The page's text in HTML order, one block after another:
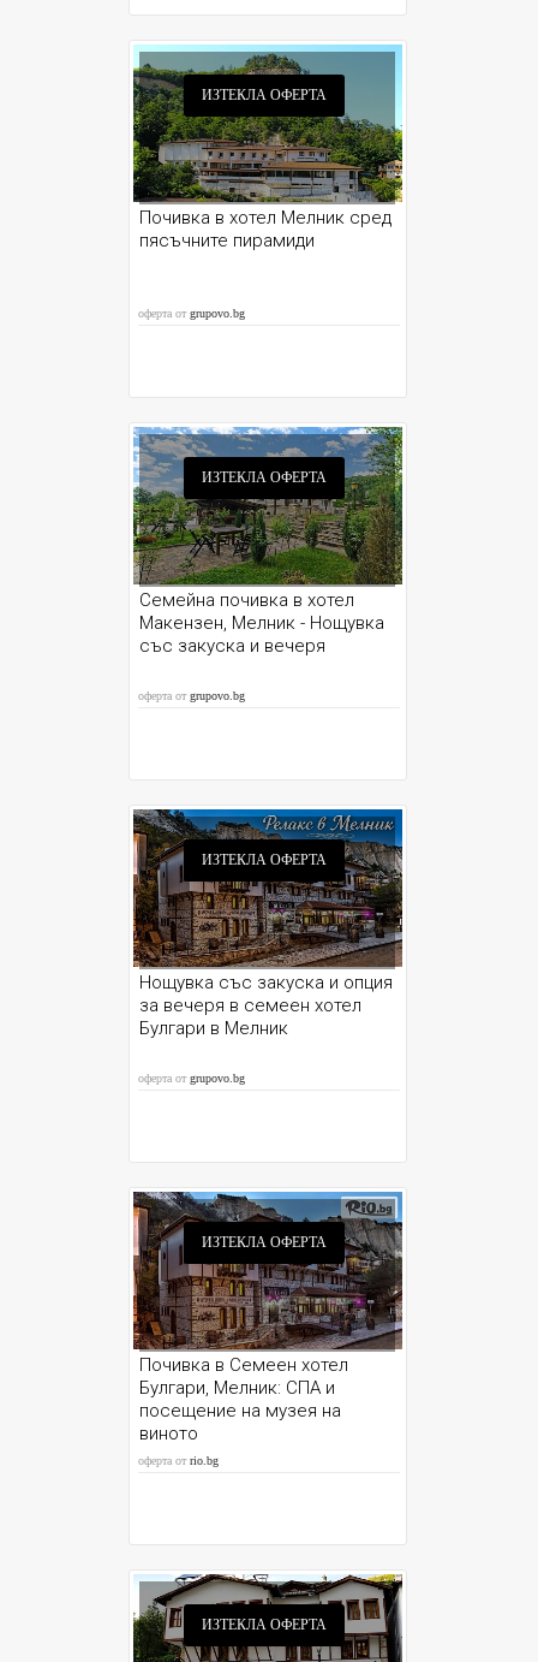
ИЗТЕКЛА ОФЕРТА
Почивка в хотел Мелник сред
пясъчните пирамиди
оферта отgrupovo.bg
ИЗТЕКЛА ОФЕРТА
Семейна почивка в хотел
Макензен, Мелник - Нощувка
със закуска и вечеря
оферта отgrupovo.bg
ИЗТЕКЛА ОФЕРТА
Нощувка със закуска и опция
за вечеря в семеен хотел
Булгари в Мелник
оферта отgrupovo.bg
ИЗТЕКЛА ОФЕРТА
Почивка в Семеен хотел
Булгари, Мелник: СПА и
посещение на музея на
виното
оферта отrio.bg
ИЗТЕКЛА ОФЕРТА